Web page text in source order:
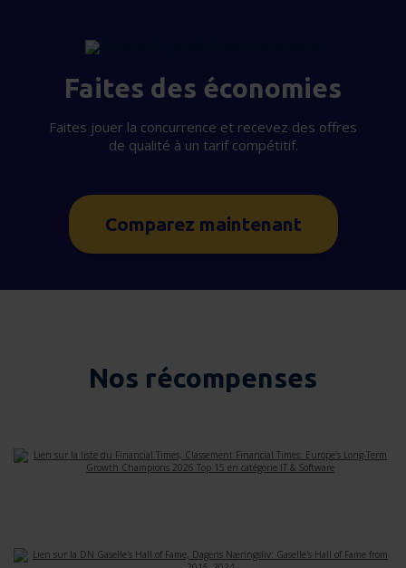
Faites des économies
Faites jouer la concurrence et recevez des offres
de qualité à un tarif compétitif.
Comparez maintenant
Nos récompenses